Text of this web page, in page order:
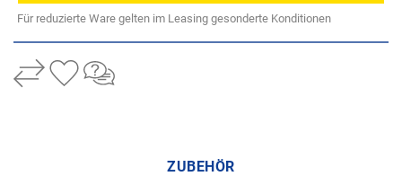
Für reduzierte Ware gelten im Leasing gesonderte Konditionen
ZUBEHÖR